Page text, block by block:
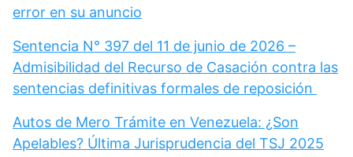
error en su anuncio
Sentencia N° 397 del 11 de junio de 2026 –
Admisibilidad del Recurso de Casación contra las
sentencias definitivas formales de reposición
Autos de Mero Trámite en Venezuela: ¿Son
Apelables? Última Jurisprudencia del TSJ 2025